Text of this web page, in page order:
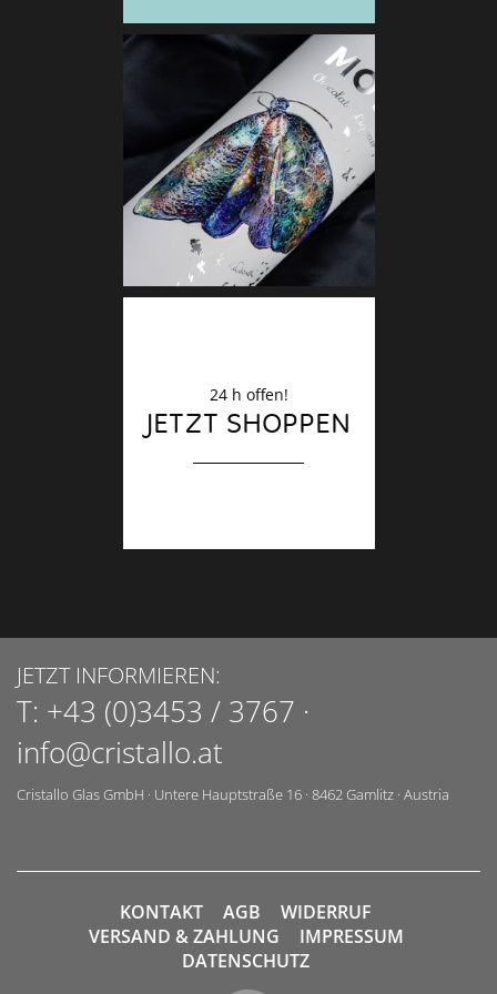
24 h offen!
JETZT SHOPPEN
JETZT INFORMIEREN:
T: +43 (0)3453 / 3767 ·
info@cristallo.at
Cristallo Glas GmbH · Untere Hauptstraße 16 · 8462Gamlitz · Austria
KONTAKT AGB
WIDERRUF
VERSAND & ZAHLUNG
IMPRESSUM
DATENSCHUTZ